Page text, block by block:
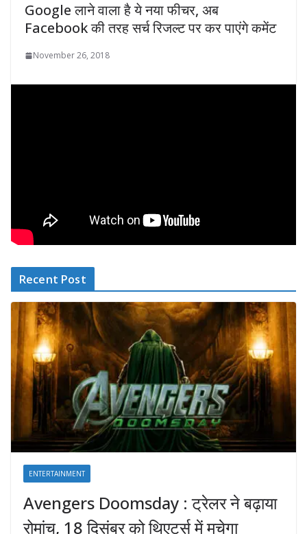
Google लाने वाला है ये नया फीचर, अब
Facebook की तरह सर्च रिजल्ट पर कर पाएंगे कमेंट
November 26, 2018
Recent Post
ENTERTAINMENT
Avengers Doomsday : ट्रेलर ने बढ़ाया
रोमांच, 18 दिसंबर को थिएटर्स में मचेगा